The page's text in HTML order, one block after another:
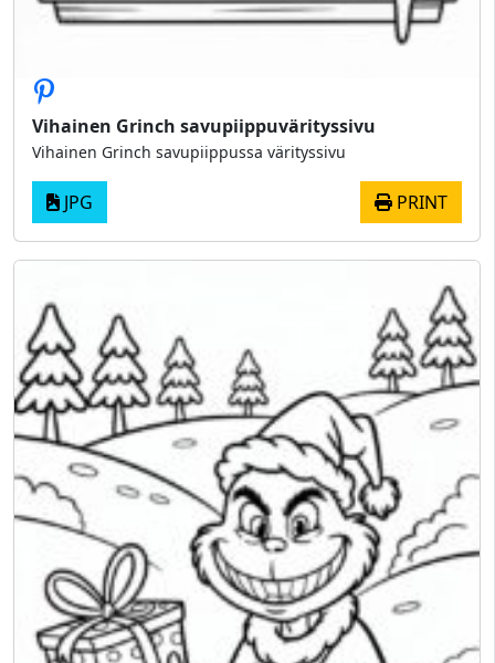
Vihainen Grinch savupiippuvärityssivu
Vihainen Grinch savupiippussa värityssivu
JPG PRINT